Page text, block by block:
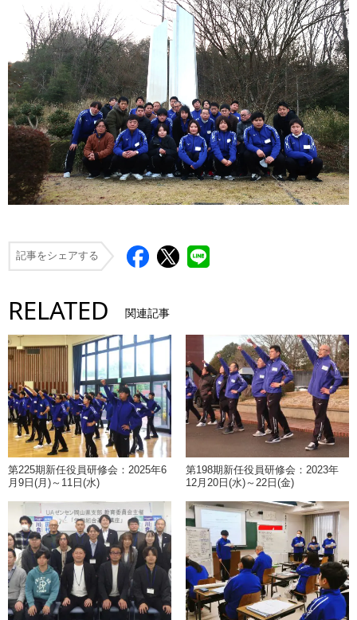
記事をシェアする
RELATED 関連記事
第225期新任役員研修会：2025年6
月9日(月)～11日(水)
第198期新任役員研修会：2023年
12月20日(水)～22日(金)